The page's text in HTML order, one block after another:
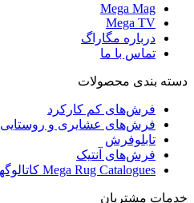
Mega Mag
Mega TV
درباره مگاراگ
تماس با ما
دسته بندی محصولات
فرش‌های کم کارکرد
فرش‌های عشایری و روستایی
تابلوفرش
فرش‌های آنتیک
Mega Rug Catalogues کاتالوگهای دیجیتالی مگا راگ
خدمات مشتریان